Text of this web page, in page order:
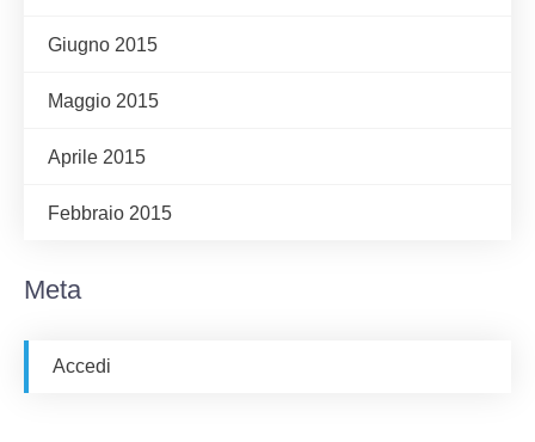
Giugno 2015
Maggio 2015
Aprile 2015
Febbraio 2015
Meta
Accedi